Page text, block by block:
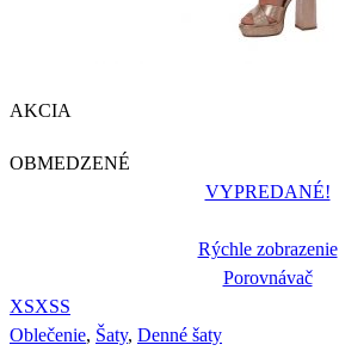
AKCIA
OBMEDZENÉ
VYPREDANÉ!
Rýchle zobrazenie
Porovnávač
XSXSS
Oblečenie, Šaty, Denné šaty